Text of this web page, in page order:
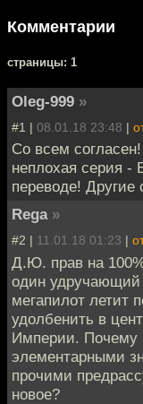
Комментарии
cтраницы: 1
Oleg-999 »
#1 | 08.01.18 23:48 |
Со всем
неплохая серия -
переводе! Другие
Rega »
#2 | 11.01.18 01:23 |
Д.Ю. прав на
один
мегапилот летит
удолбенить в
Империи. Почему
элементарными
прочими
новое?